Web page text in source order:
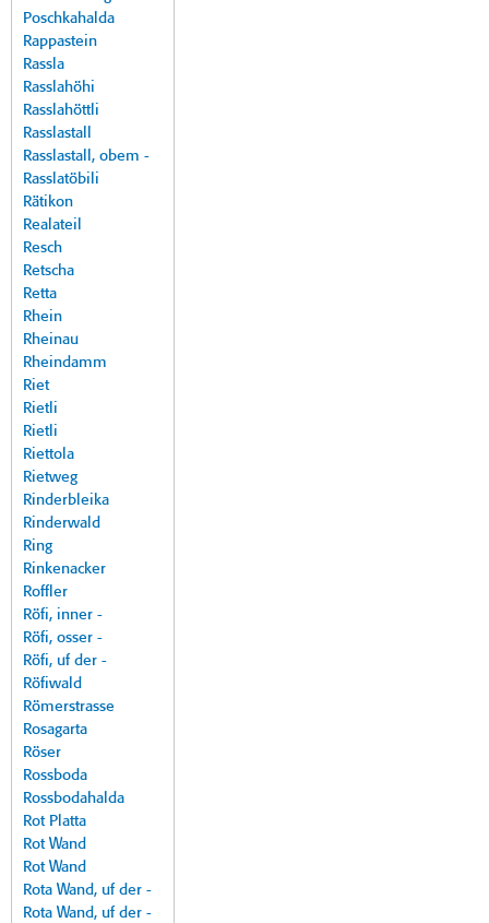
Poschkahalda
Rappastein
Rassla
Rasslahöhi
Rasslahöttli
Rasslastall
Rasslastall, obem -
Rasslatöbili
Rätikon
Realateil
Resch
Retscha
Retta
Rhein
Rheinau
Rheindamm
Riet
Rietli
Rietli
Riettola
Rietweg
Rinderbleika
Rinderwald
Ring
Rinkenacker
Roffler
Röfi, inner -
Röfi, osser -
Röfi, uf der -
Röfiwald
Römerstrasse
Rosagarta
Röser
Rossboda
Rossbodahalda
Rot Platta
Rot Wand
Rot Wand
Rota Wand, uf der -
Rota Wand, uf der -